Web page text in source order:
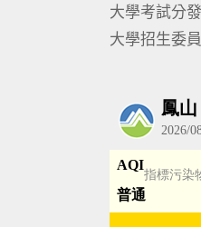
大學考試分
大學招生委